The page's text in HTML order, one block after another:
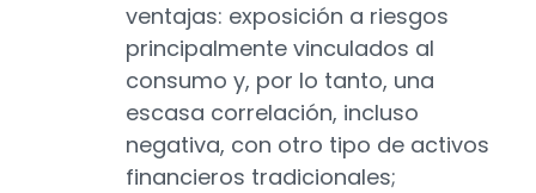
ventajas: exposición a riesgos
principalmente vinculados al
consumo y, por lo tanto, una
escasa correlación, incluso
negativa, con otro tipo de activos
financieros tradicionales;